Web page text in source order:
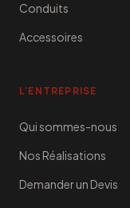
Conduits
Accessoires
L'ENTREPRISE
Qui sommes-nous
Nos Réalisations
Demander un Devis